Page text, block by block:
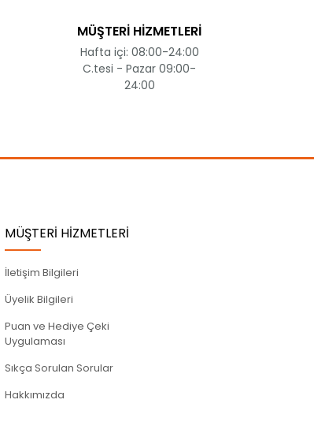
MÜŞTERİ HİZMETLERİ
Hafta içi: 08:00-24:00
C.tesi - Pazar 09:00-
24:00
MÜŞTERİ HİZMETLERİ
İletişim Bilgileri
Üyelik Bilgileri
Puan ve Hediye Çeki
Uygulaması
Sıkça Sorulan Sorular
Hakkımızda